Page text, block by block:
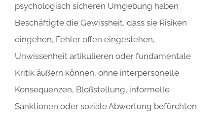
psychologisch sicheren Umgebung haben
Beschäftigte die Gewissheit, dass sie Risiken
eingehen, Fehler offen eingestehen,
Unwissenheit artikulieren oder fundamentale
Kritik äußern können, ohne interpersonelle
Konsequenzen, Bloßstellung, informelle
Sanktionen oder soziale Abwertung befürchten